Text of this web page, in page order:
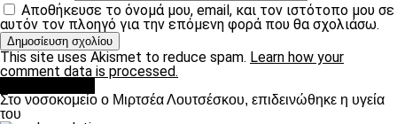
Αποθήκευσε το όνομά μου, email, και τον ιστότοπο μου σε
αυτόν τον πλοηγό για την επόμενη φορά που θα σχολιάσω.
This site uses Akismet to reduce spam. Learn how your
comment data is processed.
Στο νοσοκομείο ο Μιρτσέα Λουτσέσκου, επιδεινώθηκε η υγεία
του